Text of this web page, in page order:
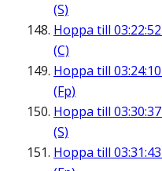
(S)
Hoppa till 03:22:52
(C)
Hoppa till 03:24:10
(Fp)
Hoppa till 03:30:37
(S)
Hoppa till 03:31:43